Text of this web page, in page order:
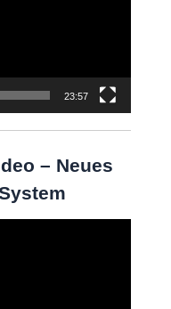
23:57
– Neues